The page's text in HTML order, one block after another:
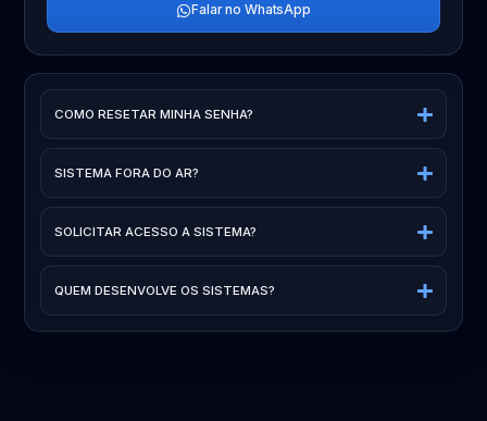
Falar no WhatsApp
COMO RESETAR MINHA SENHA?
SISTEMA FORA DO AR?
SOLICITAR ACESSO A SISTEMA?
QUEM DESENVOLVE OS SISTEMAS?